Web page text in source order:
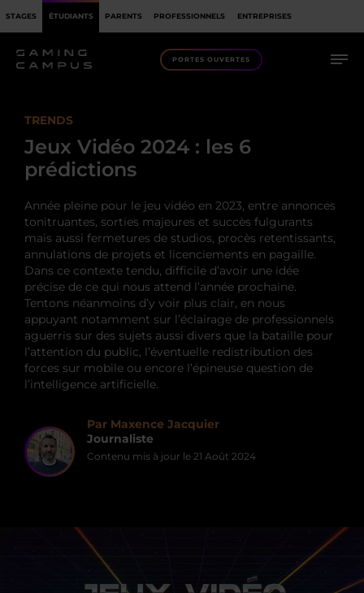
STAGES ÉTUDIANTS PARENTS PROFESSIONNELS ENTREPRISES
PORTES OUVERTES
TRENDS
Jeux Vidéo 2024 : les 6
prédictions
Année pleine pour le jeu vidéo en 2023, entre annonces
tonitruantes, sorties majeures et succès fulgurants
mais aussi fermetures de studios, procès retentissants,
annulations de projets et licenciements en pagaille.
Dans ce contexte tendu, difficile d’avoir une idée
précise de ce qui nous attend l’année prochaine.
Tentons néanmoins d’y voir plus clair, en nous
appuyant notamment sur l’éclairage de professionnels
aguerris sur des sujets aussi divers que la bataille pour
l’attention du public, l’éventuelle redistribution des
forces sur mobile ou encore l’épineuse question de
l’intelligence artificielle.
Par Maxence Jacquier
Journaliste
Contenu mis à jour le 21 Août 2024